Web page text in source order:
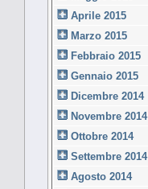
Aprile 2015
Marzo 2015
Febbraio 2015
Gennaio 2015
Dicembre 2014
Novembre 2014
Ottobre 2014
Settembre 2014
Agosto 2014